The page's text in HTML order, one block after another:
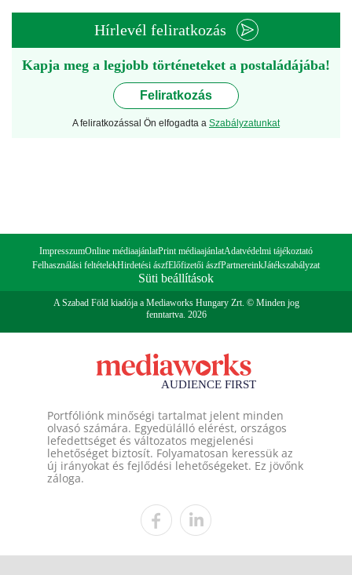
Hírlevél feliratkozás
Kapja meg a legjobb történeteket a postaládájába!
Feliratkozás
A feliratkozással Ön elfogadta a Szabályzatunkat
ImpresszumOnline médiaajánlatPrint médiaajánlatAdatvédelmi tájékoztató
Felhasználási feltételekHirdetési ászfElőfizetői ászfPartnereinkJátékszabályzat
Süti beállítások
A Szabad Föld kiadója a Mediaworks Hungary Zrt. © Minden jog
fenntartva. 2026
Portfóliónk minőségi tartalmat jelent minden
olvasó számára. Egyedülálló elérést, országos
lefedettséget és változatos megjelenési
lehetőséget biztosít. Folyamatosan keressük az
új irányokat és fejlődési lehetőségeket. Ez jövőnk
záloga.